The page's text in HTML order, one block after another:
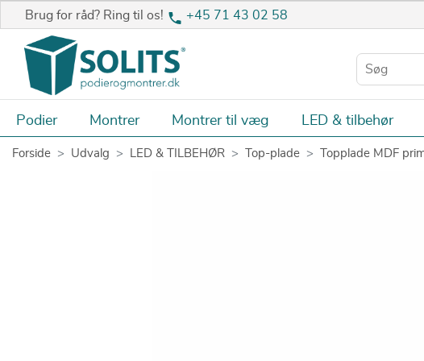
Brug for råd? Ring til os! +45 71 43 02 58
Podier Montrer Montrer til væg LED & tilbehør
Forside Udvalg LED & TILBEHØR Top-plade Topplade MDF